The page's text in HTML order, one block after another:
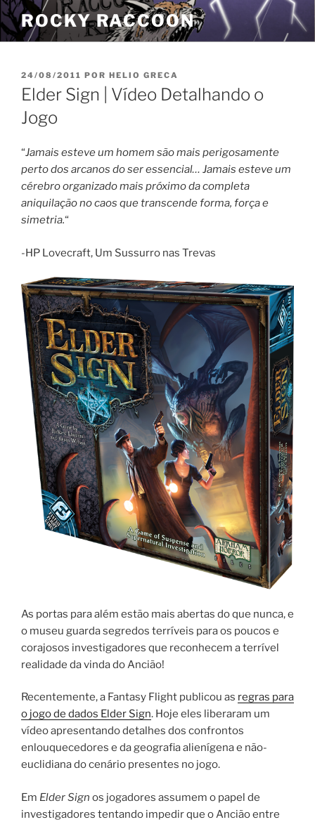
Pular
para
o
ROCKY RACCOON
PUBLICADO
EM
24/08/2011 POR HELIO GRECA
Elder Sign | Vídeo Detalhando o
Jogo
“Jamais esteve um homem são mais perigosamente
perto dos arcanos do ser essencial… Jamais esteve um
cérebro organizado mais próximo da completa
aniquilação no caos que transcende forma, força e
simetria.“
-HP Lovecraft, Um Sussurro nas Trevas
As portas para além estão mais abertas do que nunca, e
o museu guarda segredos terríveis para os poucos e
corajosos investigadores que reconhecem a terrível
realidade da vinda do Ancião!
Recentemente, a Fantasy Flight publicou as regras para
o jogo de dados Elder Sign. Hoje eles liberaram um
vídeo apresentando detalhes dos confrontos
enlouquecedores e da geografia alienígena e não-
euclidiana do cenário presentes no jogo.
Em Elder Sign os jogadores assumem o papel de
investigadores tentando impedir que o Ancião entre